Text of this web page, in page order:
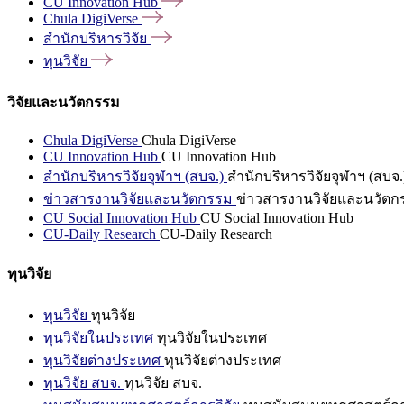
Chula DigiVerse
สำนักบริหารวิจัย
ทุนวิจัย
วิจัยและนวัตกรรม
Chula DigiVerse Chula DigiVerse
CU Innovation Hub CU Innovation Hub
สำนักบริหารวิจัยจุฬาฯ (สบจ.) สำนักบริหารวิจัยจุฬาฯ (สบจ
ข่าวสารงานวิจัยและนวัตกรรม ข่าวสารงานวิจัยและนวัตก
CU Social Innovation Hub CU Social Innovation Hub
CU-Daily Research CU-Daily Research
ทุนวิจัย
ทุนวิจัย ทุนวิจัย
ทุนวิจัยในประเทศ ทุนวิจัยในประเทศ
ทุนวิจัยต่างประเทศ ทุนวิจัยต่างประเทศ
ทุนวิจัย สบจ. ทุนวิจัย สบจ.